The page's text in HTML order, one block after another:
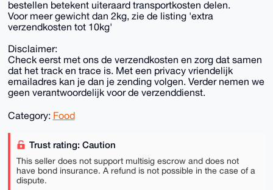
bestellen betekent uiteraard transportkosten delen.
Voor meer gewicht dan 2kg, zie de listing 'extra
verzendkosten tot 10kg'
Disclaimer:
Check eerst met ons de verzendkosten en zorg dat samen
dat het track en trace is. Met een privacy vriendelijk
emailadres kan je dan je zending volgen. Verder nemen we
geen verantwoordelijk voor de verzenddienst.
Category: Food
Trust rating: Caution
This seller does not support multisig escrow and does not
have bond insurance. A refund is not possible in the case of a
dispute.